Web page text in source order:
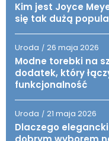
Kim jest Joyce
się tak dużą
Uroda / 26 maja 2026
Modne torebki na
dodatek, który
funkcjonalność
Uroda / 21 maja 2026
Dlaczego